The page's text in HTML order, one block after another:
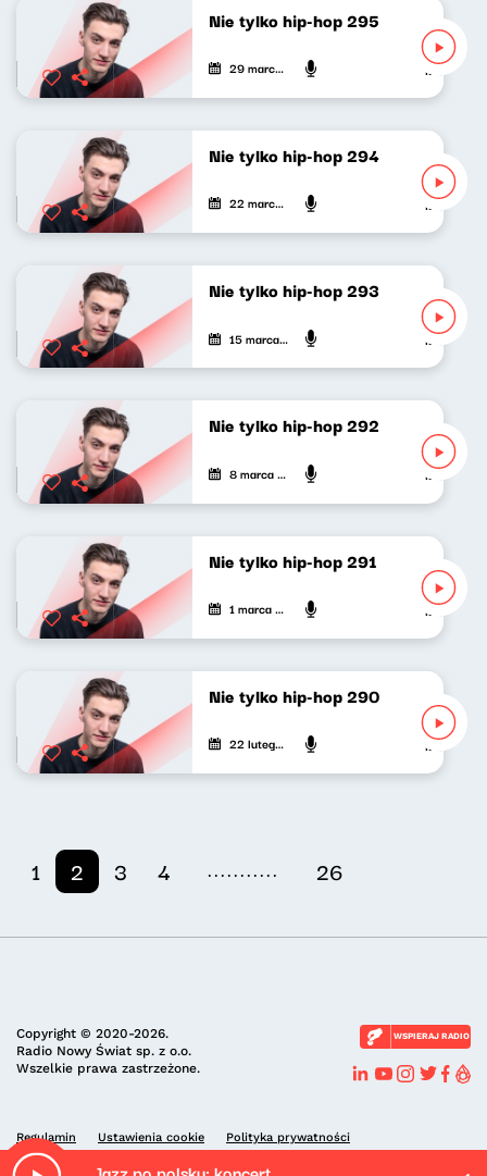
Nie tylko hip-hop 295
29 marca 2026 Mateusz
Nie tylko hip-hop 294
22 marca 2026 Mateusz
Nie tylko hip-hop 293
15 marca 2026 Mateusz
Nie tylko hip-hop 292
8 marca 2026 Mateusz
Nie tylko hip-hop 291
1 marca 2026 Mateusz
Nie tylko hip-hop 290
22 lutego 2026 Mateusz
1 2 3 4 ........... 26
Copyright © 2020-2026.
Radio Nowy Świat sp. z o.o.
Wszelkie prawa zastrzeżone.
WSPIERAJ RADIO
Regulamin Ustawienia cookie Polityka prywatności